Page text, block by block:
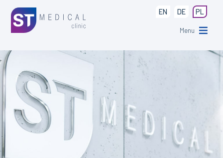
EN DE PL
Menu